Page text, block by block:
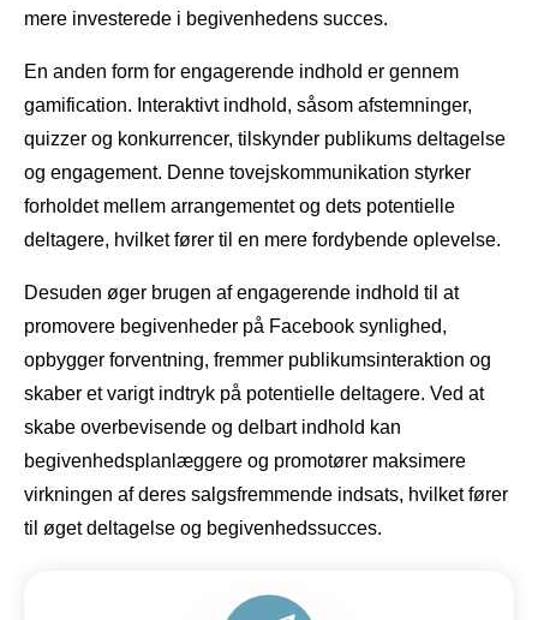
mere investerede i begivenhedens succes.
En anden form for engagerende indhold er gennem
gamification. Interaktivt indhold, såsom afstemninger,
quizzer og konkurrencer, tilskynder publikums deltagelse
og engagement. Denne tovejskommunikation styrker
forholdet mellem arrangementet og dets potentielle
deltagere, hvilket fører til en mere fordybende oplevelse.
Desuden øger brugen af ​​engagerende indhold til at
promovere begivenheder på Facebook synlighed,
opbygger forventning, fremmer publikumsinteraktion og
skaber et varigt indtryk på potentielle deltagere. Ved at
skabe overbevisende og delbart indhold kan
begivenhedsplanlæggere og promotører maksimere
virkningen af ​​deres salgsfremmende indsats, hvilket fører
til øget deltagelse og begivenhedssucces.